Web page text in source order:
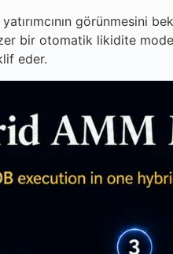
bir otomatik likidite
eder.